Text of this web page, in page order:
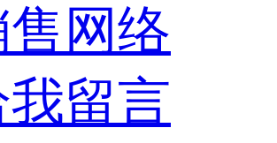
网络
留言